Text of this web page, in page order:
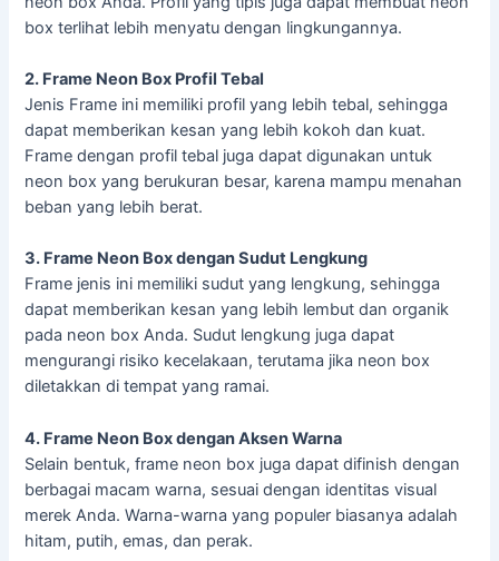
box terlihat lebih menyatu dengan lingkungannya.
2. Frame Neon Box Profil Tebal
Jenis Frame ini memiliki profil yang lebih tebal, sehingga
dapat memberikan kesan yang lebih kokoh dan kuat.
Frame dengan profil tebal juga dapat digunakan untuk
neon box yang berukuran besar, karena mampu menahan
beban yang lebih berat.
3. Frame Neon Box dengan Sudut Lengkung
Frame jenis ini memiliki sudut yang lengkung, sehingga
dapat memberikan kesan yang lebih lembut dan organik
pada neon box Anda. Sudut lengkung juga dapat
mengurangi risiko kecelakaan, terutama jika neon box
diletakkan di tempat yang ramai.
4. Frame Neon Box dengan Aksen Warna
Selain bentuk, frame neon box juga dapat difinish dengan
berbagai macam warna, sesuai dengan identitas visual
merek Anda. Warna-warna yang populer biasanya adalah
hitam, putih, emas, dan perak.